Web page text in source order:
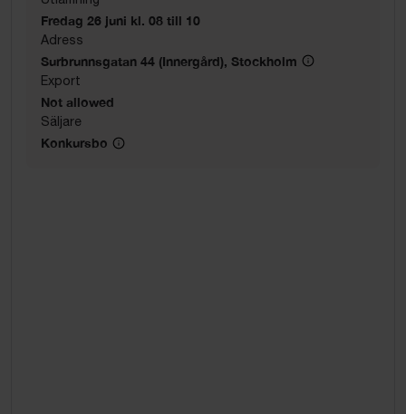
Fredag 26 juni kl. 08 till 10
Adress
Surbrunnsgatan 44 (Innergård), Stockholm
Export
Not allowed
Säljare
Konkursbo